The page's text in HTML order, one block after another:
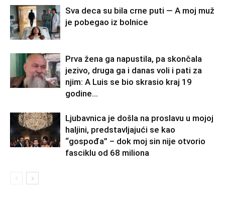
Sva deca su bila crne puti — A moj muž
je pobegao iz bolnice
Prva žena ga napustila, pa skončala
jezivo, druga ga i danas voli i pati za
njim: A Luis se bio skrasio kraj 19
godine...
Ljubavnica je došla na proslavu u mojoj
haljini, predstavljajući se kao
“gospođa” – dok moj sin nije otvorio
fasciklu od 68 miliona